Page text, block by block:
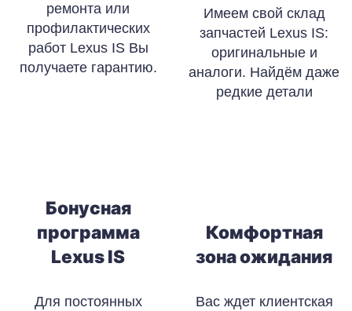
ремонта или
профилактических
работ Lexus IS Вы
получаете гарантию.
Бонусная
программа
Lexus IS
Для постоянных
Имеем свой склад
запчастей Lexus IS:
оригинальные и
аналоги. Найдём даже
редкие детали
Комфортная
зона ожидания
Вас ждет клиентская